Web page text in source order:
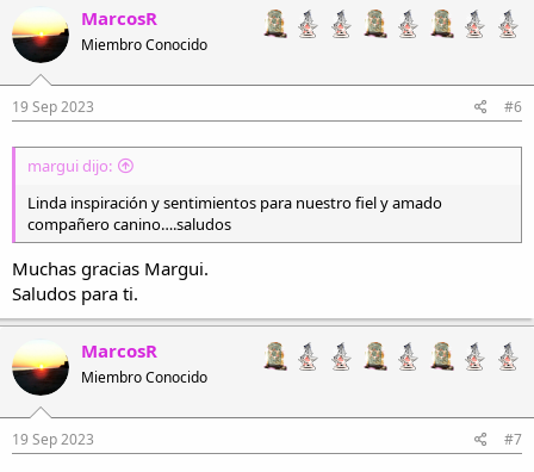
MarcosR
Miembro Conocido
19 Sep 2023 #6
margui dijo:
Linda inspiración y sentimientos para nuestro fiel y amado
compañero canino….saludos
Muchas gracias Margui.
Saludos para ti.
MarcosR
Miembro Conocido
19 Sep 2023 #7